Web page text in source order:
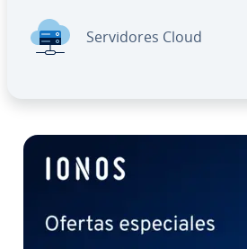
Se­r­vi­do­res Cloud